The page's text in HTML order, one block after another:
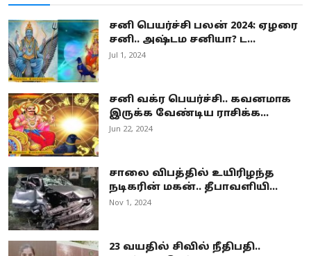
சனி பெயர்ச்சி பலன் 2024: ஏழரை
சனி.. அஷ்டம சனியா? ட...
Jul 1, 2024
சனி வக்ர பெயர்ச்சி.. கவனமாக
இருக்க வேண்டிய ராசிக்க...
Jun 22, 2024
சாலை விபத்தில் உயிரிழந்த
நடிகரின் மகன்.. தீபாவளியி...
Nov 1, 2024
23 வயதில் சிவில் நீதிபதி..